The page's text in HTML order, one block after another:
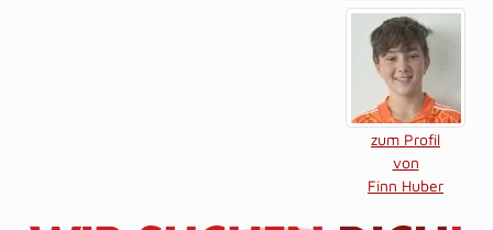
zum Profil
von
Finn Huber